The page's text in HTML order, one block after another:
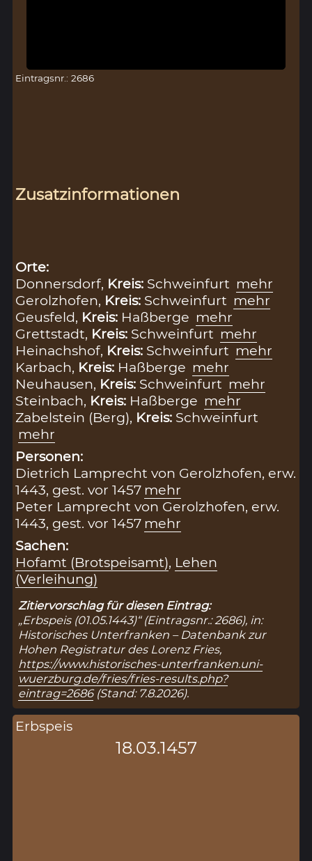
Eintragsnr.: 2686
Zusatzinformationen
Orte:
Donnersdorf, Kreis: Schweinfurt mehr
Gerolzhofen, Kreis: Schweinfurt mehr
Geusfeld, Kreis: Haßberge mehr
Grettstadt, Kreis: Schweinfurt mehr
Heinachshof, Kreis: Schweinfurt mehr
Karbach, Kreis: Haßberge mehr
Neuhausen, Kreis: Schweinfurt mehr
Steinbach, Kreis: Haßberge mehr
Zabelstein (Berg), Kreis: Schweinfurt
mehr
Personen:
Dietrich Lamprecht von Gerolzhofen, erw.
1443, gest. vor 1457 mehr
Peter Lamprecht von Gerolzhofen, erw.
1443, gest. vor 1457 mehr
Sachen:
Hofamt (Brotspeisamt), Lehen
(Verleihung)
Zitiervorschlag für diesen Eintrag:
„Erbspeis (01.05.1443)“ (Eintragsnr.: 2686), in:
Historisches Unterfranken – Datenbank zur
Hohen Registratur des Lorenz Fries,
https://www.historisches-unterfranken.uni-
wuerzburg.de/fries/fries-results.php?
eintrag=2686(Stand: 7.8.2026).
Erbspeis
18.03.1457